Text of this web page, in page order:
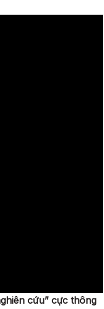
cứu” cực thông